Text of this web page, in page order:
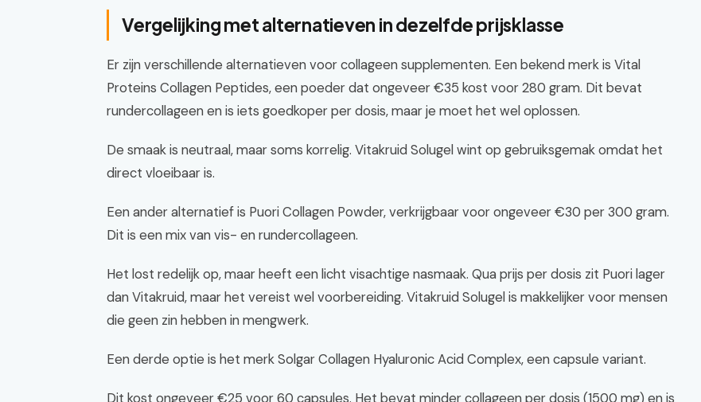
Vergelijking met alternatieven in dezelfde prijsklasse
Er zijn verschillende alternatieven voor collageen supplementen. Een bekend merk is Vital
Proteins Collagen Peptides, een poeder dat ongeveer €35 kost voor 280 gram. Dit bevat
rundercollageen en is iets goedkoper per dosis, maar je moet het wel oplossen.
De smaak is neutraal, maar soms korrelig. Vitakruid Solugel wint op gebruiksgemak omdat het
direct vloeibaar is.
Een ander alternatief is Puori Collagen Powder, verkrijgbaar voor ongeveer €30 per 300 gram.
Dit is een mix van vis- en rundercollageen.
Het lost redelijk op, maar heeft een licht visachtige nasmaak. Qua prijs per dosis zit Puori lager
dan Vitakruid, maar het vereist wel voorbereiding. Vitakruid Solugel is makkelijker voor mensen
die geen zin hebben in mengwerk.
Een derde optie is het merk Solgar Collagen Hyaluronic Acid Complex, een capsule variant.
Dit kost ongeveer €25 voor 60 capsules. Het bevat minder collageen per dosis (1500 mg) en is